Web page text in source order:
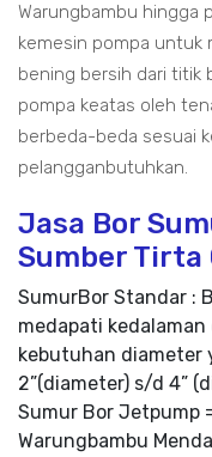
Warungbambu hingga
kemesin pompa untuk
bening bersih dari titik
pompa keatas oleh
berbeda-beda sesuai
pelangganbutuhkan.
Jasa Bor
Sumber Tirta
SumurBor Standar :
medapati
kebutuhan diameter
2”(diameter) s/d 4”
Sumur Bor Jetpump
Warungbambu